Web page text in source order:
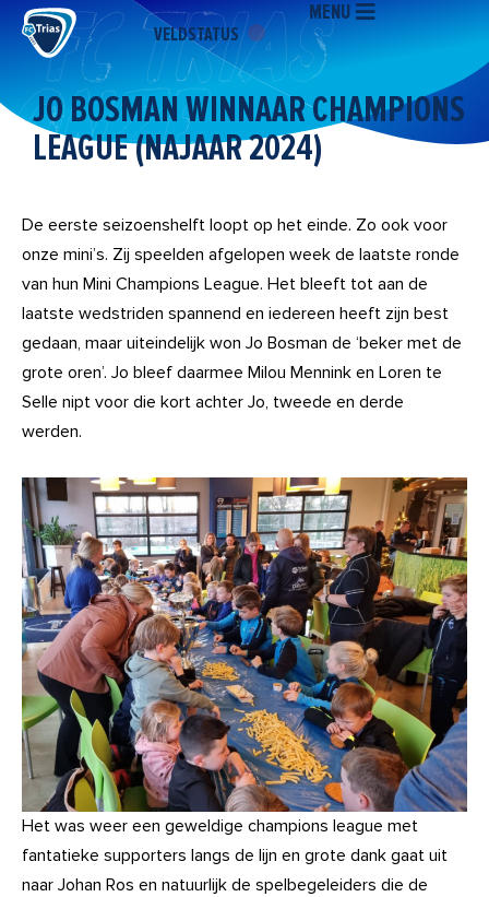
naar
inhoud
VELDSTATUS
MENU
JO BOSMAN WINNAAR CHAMPIONS
LEAGUE (NAJAAR 2024)
De eerste seizoenshelft loopt op het einde. Zo ook voor
onze mini’s. Zij speelden afgelopen week de laatste ronde
van hun Mini Champions League. Het bleeft tot aan de
laatste wedstriden spannend en iedereen heeft zijn best
gedaan, maar uiteindelijk won Jo Bosman de ‘beker met de
grote oren’. Jo bleef daarmee Milou Mennink en Loren te
Selle nipt voor die kort achter Jo, tweede en derde
werden.
Het was weer een geweldige champions league met
fantatieke supporters langs de lijn en grote dank gaat uit
naar Johan Ros en natuurlijk de spelbegeleiders die de